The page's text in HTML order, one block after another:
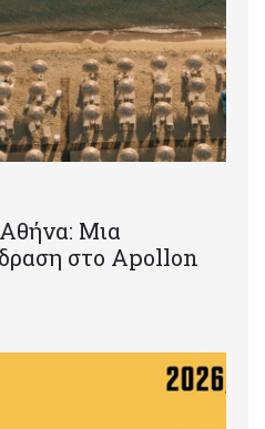
Μια
στο Apollon